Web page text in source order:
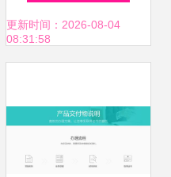
网站必须办理？
更新时间：2026-08-04
08:31:58